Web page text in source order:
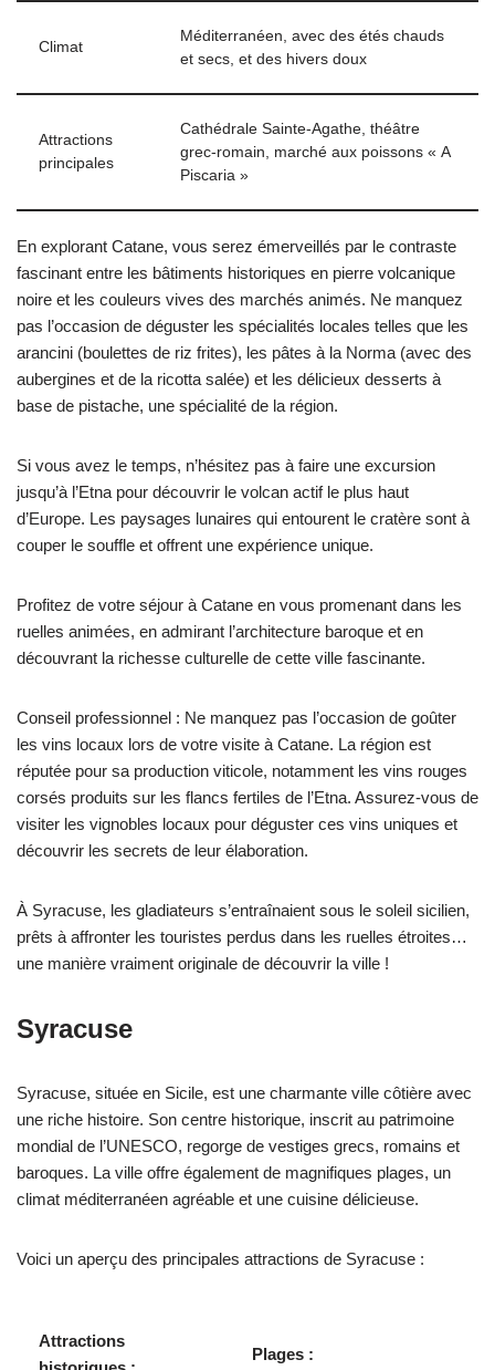
Climat
Méditerranéen, avec des étés chauds
et secs, et des hivers doux
Attractions
principales
Cathédrale Sainte-Agathe, théâtre
grec-romain, marché aux poissons « A
Piscaria »
En explorant Catane, vous serez émerveillés par le contraste
fascinant entre les bâtiments historiques en pierre volcanique
noire et les couleurs vives des marchés animés. Ne manquez
pas l’occasion de déguster les spécialités locales telles que les
arancini (boulettes de riz frites), les pâtes à la Norma (avec des
aubergines et de la ricotta salée) et les délicieux desserts à
base de pistache, une spécialité de la région.
Si vous avez le temps, n’hésitez pas à faire une excursion
jusqu’à l’Etna pour découvrir le volcan actif le plus haut
d’Europe. Les paysages lunaires qui entourent le cratère sont à
couper le souffle et offrent une expérience unique.
Profitez de votre séjour à Catane en vous promenant dans les
ruelles animées, en admirant l’architecture baroque et en
découvrant la richesse culturelle de cette ville fascinante.
Conseil professionnel : Ne manquez pas l’occasion de goûter
les vins locaux lors de votre visite à Catane. La région est
réputée pour sa production viticole, notamment les vins rouges
corsés produits sur les flancs fertiles de l’Etna. Assurez-vous de
visiter les vignobles locaux pour déguster ces vins uniques et
découvrir les secrets de leur élaboration.
À Syracuse, les gladiateurs s’entraînaient sous le soleil sicilien,
prêts à affronter les touristes perdus dans les ruelles étroites…
une manière vraiment originale de découvrir la ville !
Syracuse
Syracuse, située en Sicile, est une charmante ville côtière avec
une riche histoire. Son centre historique, inscrit au patrimoine
mondial de l’UNESCO, regorge de vestiges grecs, romains et
baroques. La ville offre également de magnifiques plages, un
climat méditerranéen agréable et une cuisine délicieuse.
Voici un aperçu des principales attractions de Syracuse :
Attractions
Plages :